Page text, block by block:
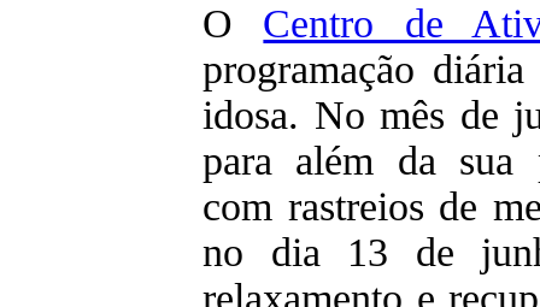
O Centro de
programação
idosa. No mês de
para além da sua
com rastreios de
no dia 13 de
relaxamento e